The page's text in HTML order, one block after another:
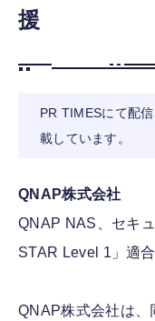
援
PR TIMESにて配
載しています。
QNAP株式会社
QNAP NAS、セキ
STAR Level 1」適
QNAP株式会社は、